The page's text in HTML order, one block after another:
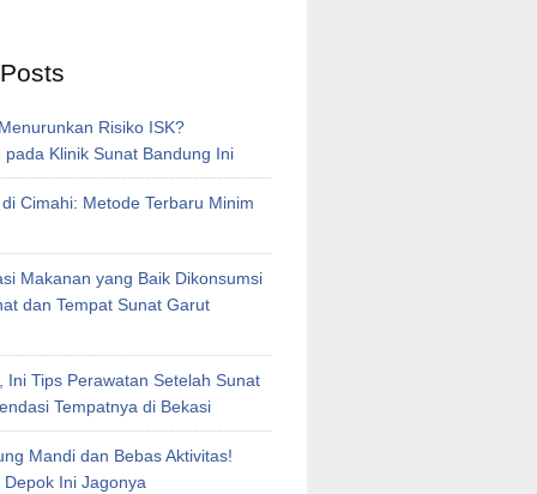
Risiko ISK?
pada Klinik Sunat Bandung Ini
Cimahi: Metode Terbaru Minim
Makanan yang Baik Dikonsumsi
dan Tempat Sunat Garut
Ini Tips Perawatan Setelah Sunat
Tempatnya di Bekasi
Mandi dan Bebas Aktivitas!
Depok Ini Jagonya